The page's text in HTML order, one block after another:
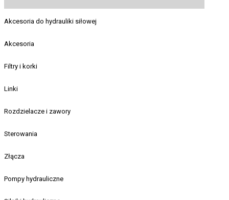
Akcesoria do hydrauliki siłowej
Akcesoria
Filtry i korki
Linki
Rozdzielacze i zawory
Sterowania
Złącza
Pompy hydrauliczne